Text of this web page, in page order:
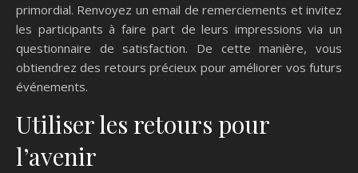
primordial. Renvoyez un email de remerciements et invitez
les participants à faire part de leurs impressions via un
questionnaire de satisfaction. De cette manière, vous
obtiendrez des retours précieux pour améliorer vos futurs
événements.
Utiliser les retours pour
l’avenir